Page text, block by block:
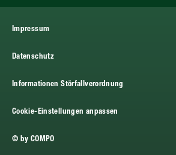
Impressum
Datenschutz
Informationen Störfallverordnung
Cookie-Einstellungen anpassen
© by COMPO